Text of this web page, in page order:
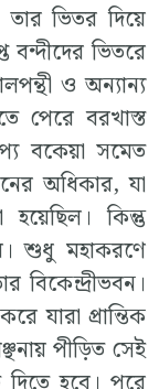
ভিতর দিয়ে
বন্দীদের ভিতরে
ও অন্যান্য
পেরে বরখাস্ত
বকেয়া সমেত
অধিকার, যা
কিন্তু
শুধু মহাকরণে
বিকেন্দ্রীভবন।
যারা প্রান্তিক
পীড়িত সেই